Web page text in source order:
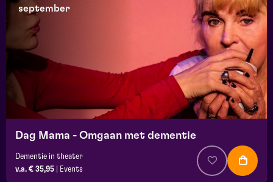
september
Dag Mama - Omgaan met dementie
Dementie in theater
v.a. € 35,95
Events